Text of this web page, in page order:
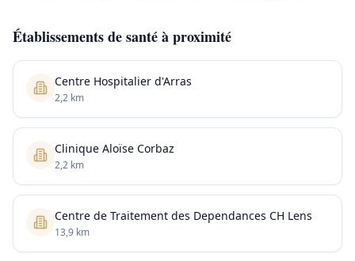
Établissements de santé à proximité
Centre Hospitalier d'Arras
2,2 km
Clinique Aloïse Corbaz
2,2 km
Centre de Traitement des Dependances CH Lens
13,9 km